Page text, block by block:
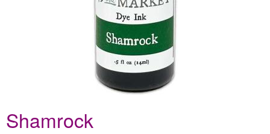
Shamrock